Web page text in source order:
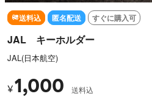
送料込 匿名配送 すぐに購入可
JAL キーホルダー
JAL(日本航空)
¥1,000 送料込